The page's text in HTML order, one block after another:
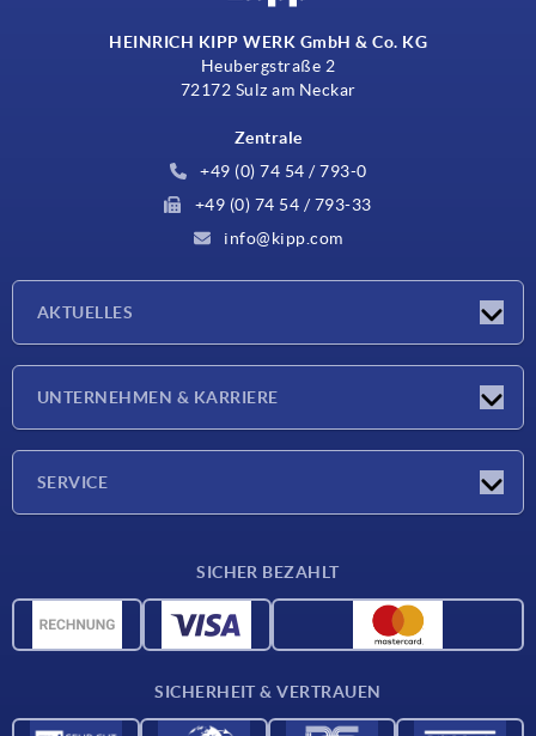
HEINRICH KIPP WERK GmbH & Co. KG
Heubergstraße 2
72172 Sulz am Neckar
Zentrale
+49 (0) 74 54 / 793-0
+49 (0) 74 54 / 793-33
info@kipp.com
AKTUELLES
Presseberichte
UNTERNEHMEN & KARRIERE
SERVICE
Werkstoffübersicht
SICHER BEZAHLT
SICHERHEIT & VERTRAUEN